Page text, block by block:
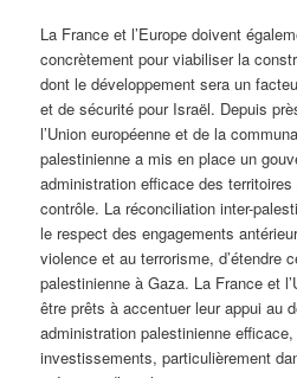
La France et l’Europe doivent
concrètement pour viabiliser la
dont le développement sera un
et de sécurité pour Israël. Depuis
l’Union européenne et de la
palestinienne a mis en place un
administration efficace des
contrôle. La réconciliation inter-
le respect des engagements
violence et au terrorisme, d’étendre
palestinienne à Gaza. La France et
être prêts à accentuer leur appui au
administration palestinienne
investissements, particulièrement